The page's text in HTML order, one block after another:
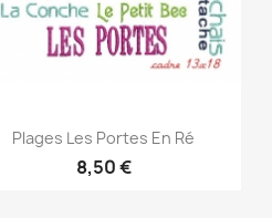
Aperçu rapide
Plages Les Portes En Ré
8,50 €